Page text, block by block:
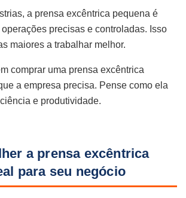
a prensa excêntrica pequena é
precisas e controladas. Isso
maiores a trabalhar melhor.
comprar uma prensa excêntrica
a empresa precisa. Pense como ela
e produtividade.
a prensa excêntrica
para seu negócio